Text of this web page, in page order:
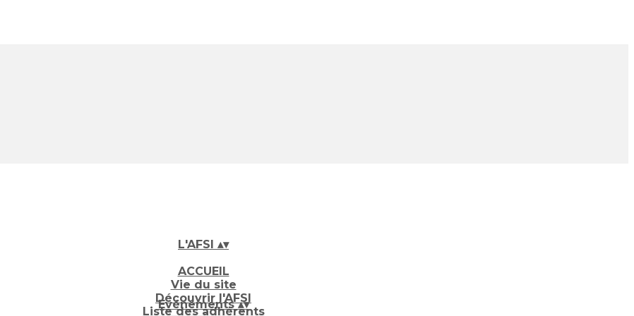
L'AFSI ▴▾
ACCUEIL
Vie du site
Découvrir l'AFSI
Liste des adhérents
Evénements▴▾